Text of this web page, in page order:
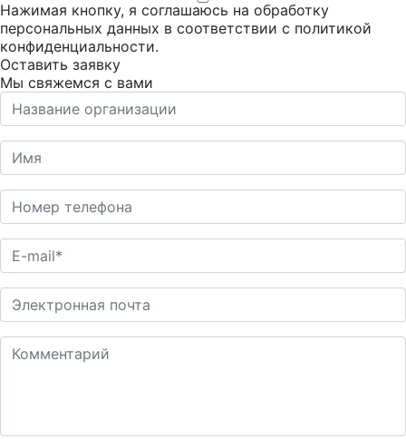
Нажимая кнопку, я соглашаюсь на обработку
персональных данных в соответствии с политикой
конфиденциальности.
Оставить заявку
Мы свяжемся с вами